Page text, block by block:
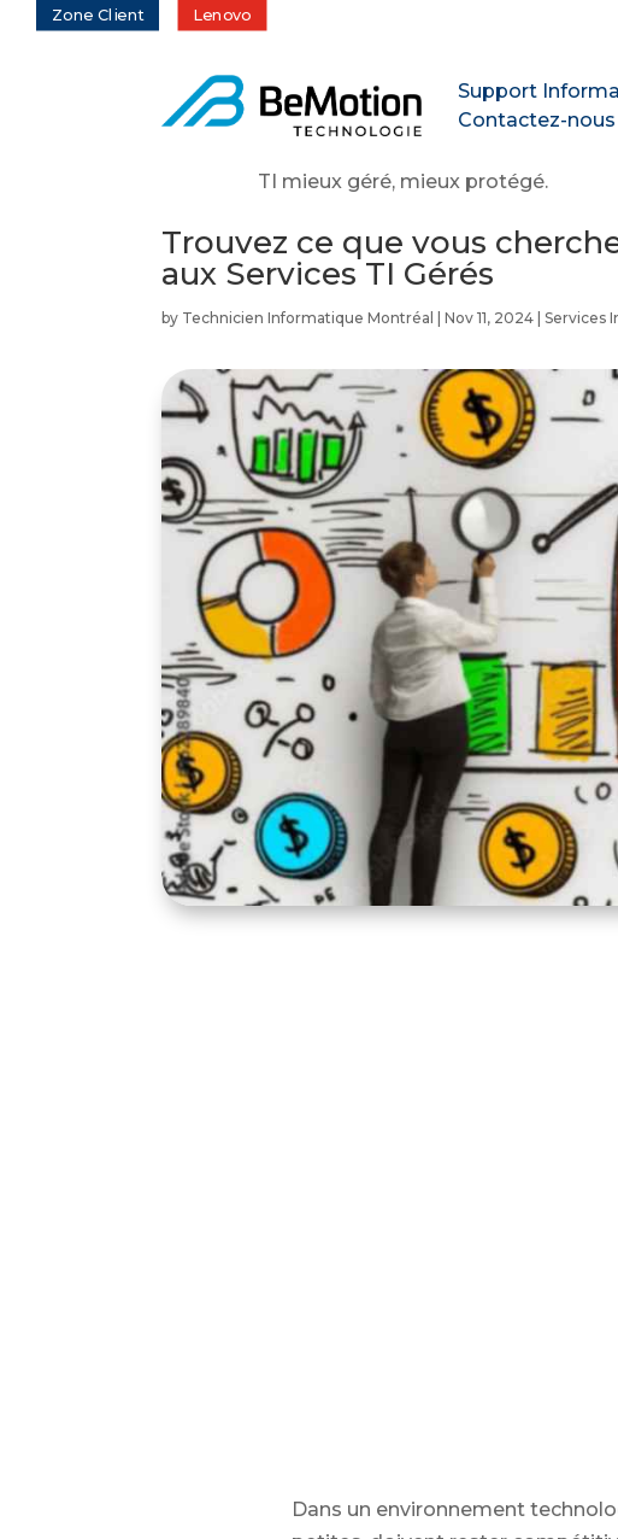
Zone Client Lenovo
Support
Contactez-nous
TI mieux géré, mieux protégé.
Trouvez ce que vous
aux Services TI Gérés
by Technicien Informatique Montréal |Nov 11, 2024 |Services
Dans un environnement